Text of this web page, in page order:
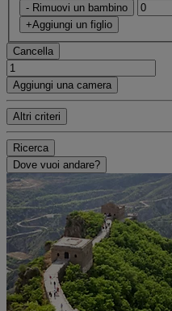
- Rimuovi un bambino
+Aggiungi un figlio
Cancella
Aggiungi una camera
Altri criteri
Ricerca
Dove vuoi andare?